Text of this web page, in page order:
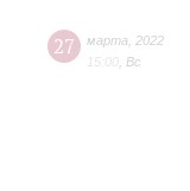
27 марта
2022
15:00 Вс